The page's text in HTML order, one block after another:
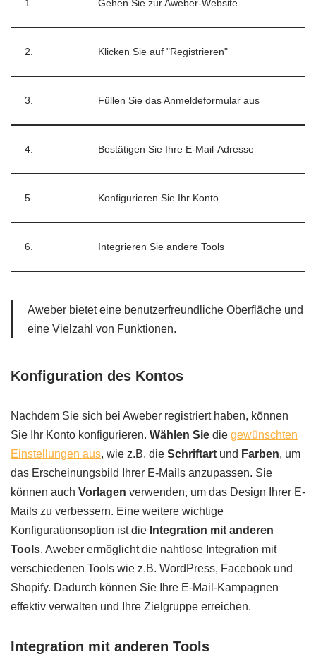
1. Gehen Sie zur Aweber-Website
2. Klicken Sie auf "Registrieren"
3. Füllen Sie das Anmeldeformular aus
4. Bestätigen Sie Ihre E-Mail-Adresse
5. Konfigurieren Sie Ihr Konto
6. Integrieren Sie andere Tools
Aweber bietet eine benutzerfreundliche Oberfläche und
eine Vielzahl von Funktionen.
Konfiguration des Kontos
Nachdem Sie sich bei Aweber registriert haben, können
Sie Ihr Konto konfigurieren. Wählen Sie die gewünschten
Einstellungen aus, wie z.B. die Schriftart und Farben, um
das Erscheinungsbild Ihrer E-Mails anzupassen. Sie
können auch Vorlagen verwenden, um das Design Ihrer E-
Mails zu verbessern. Eine weitere wichtige
Konfigurationsoption ist die Integration mit anderen
Tools. Aweber ermöglicht die nahtlose Integration mit
verschiedenen Tools wie z.B. WordPress, Facebook und
Shopify. Dadurch können Sie Ihre E-Mail-Kampagnen
effektiv verwalten und Ihre Zielgruppe erreichen.
Integration mit anderen Tools